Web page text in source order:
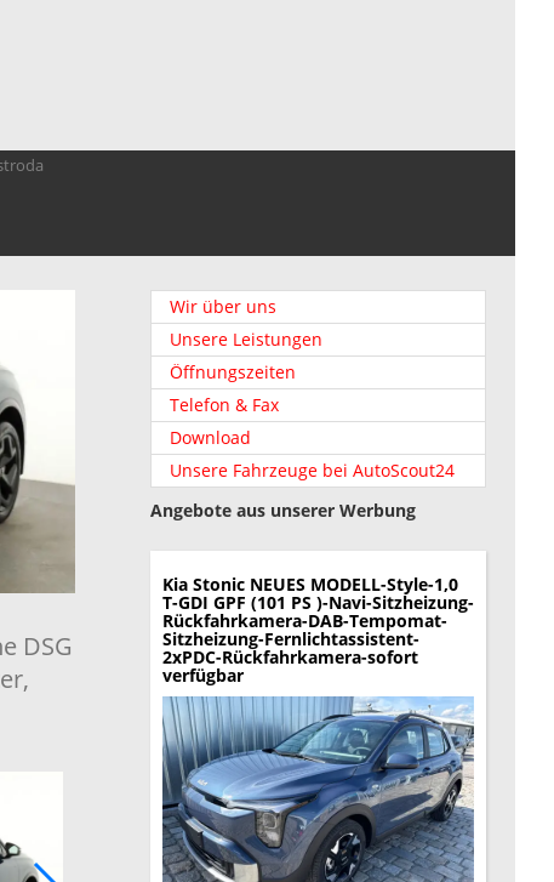
DSG
Wir über uns
Unsere Leistungen
Öffnungszeiten
Telefon & Fax
Download
Unsere Fahrzeuge bei AutoScout24
Angebote aus unserer Werbung
Kia Stonic NEUES MODELL-Style-1,0
T-GDI GPF (101 PS )-Navi-Sitzheizung-
Rückfahrkamera-DAB-Tempomat-
Sitzheizung-Fernlichtassistent-
2xPDC-Rückfahrkamera-sofort
verfügbar